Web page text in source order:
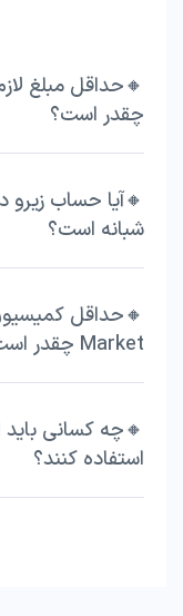
🔸حداقل مبلغ
چقدر است؟
شبانه است؟
Market چقدر است؟
استفاده کنند؟